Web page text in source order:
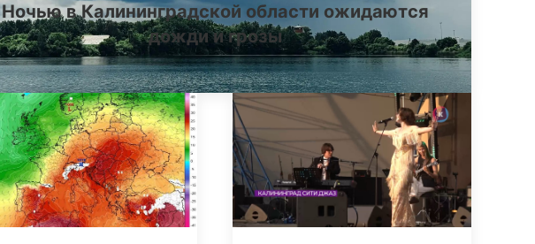
Ночью в Калининградской области ожидаются
дожди и грозы